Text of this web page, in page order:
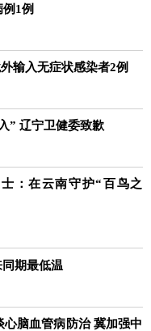
1例
输入无症状感染者2例
” 辽宁卫健委致歉
：在云南守护“百鸟之
期最低温
心脑血管病防治 冀加强中